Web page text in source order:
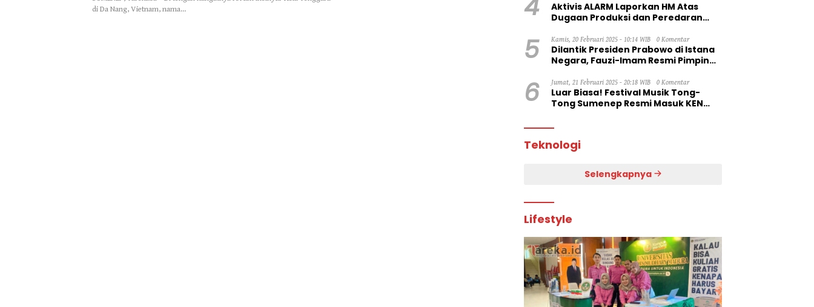
di Da Nang, Vietnam, nama…
Aktivis ALARM Laporkan HM Atas
Dugaan Produksi dan Peredaran
5 Kamis, 20 Februari 2025 - 10:14 WIB 0 Komentar
Dilantik Presiden Prabowo di Istana
Negara, Fauzi-Imam Resmi Pimpin
6 Jumat, 21 Februari 2025 - 20:18 WIB 0 Komentar
Luar Biasa! Festival Musik Tong-
Tong Sumenep Resmi Masuk KEN
Teknologi
Selengkapnya
Lifestyle